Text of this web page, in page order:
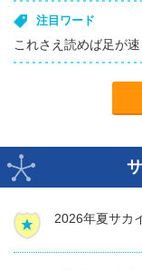
注目ワード
これさえ読めば足が
2026年夏サカ